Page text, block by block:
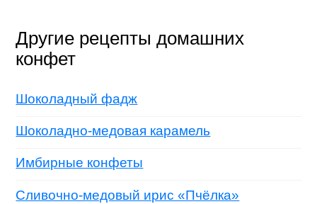
Другие рецепты домашних
конфет
Шоколадный фадж
Шоколадно-медовая карамель
Имбирные конфеты
Сливочно-медовый ирис «Пчёлка»